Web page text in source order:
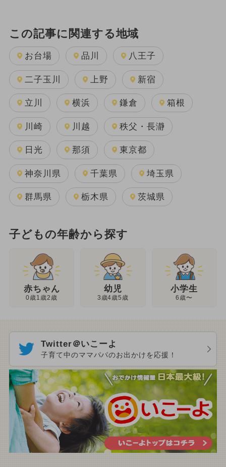
この記事に関連する地域
お台場 品川 八王子
二子玉川 上野 新宿
立川 横浜 鎌倉 箱根
川崎 川越 秩父・長瀞
日光 那須 東京都
神奈川県 千葉県 埼玉県
群馬県 栃木県 茨城県
子どもの年齢から探す
赤ちゃん
0歳1歳2歳
幼児
3歳4歳5歳
小学生
6歳〜
Twitter＠いこーよ
子育て中のママパパのお出かけを応援！